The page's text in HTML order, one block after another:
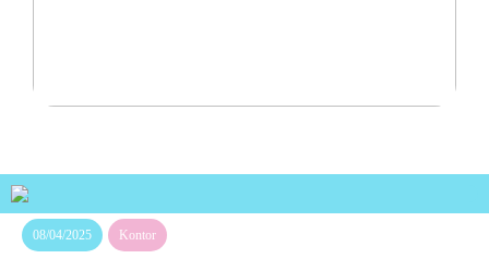
08/04/2025 Kontor